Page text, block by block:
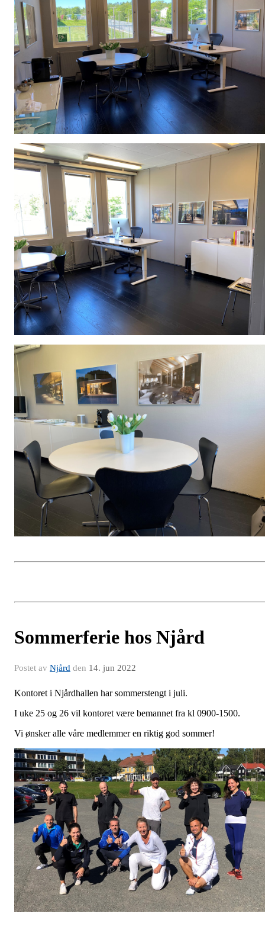
Sommerferie hos Njård
Postet av Njård den 14. jun 2022
Kontoret i Njårdhallen har sommerstengt i juli.
I uke 25 og 26 vil kontoret være bemannet fra kl 0900-1500.
Vi ønsker alle våre medlemmer en riktig god sommer!